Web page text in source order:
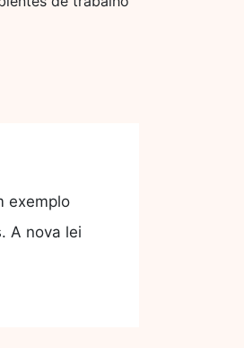
exemplo
A nova lei